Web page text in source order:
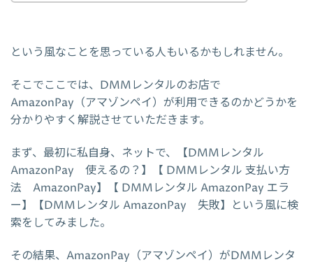
という風なことを思っている人もいるかもしれません。
そこでここでは、DMMレンタルのお店で
AmazonPay（アマゾンペイ）が利用できるのかどうかを
分かりやすく解説させていただきます。
まず、最初に私自身、ネットで、【DMMレンタル
AmazonPay 使えるの？】【 DMMレンタル 支払い方
法 AmazonPay】【 DMMレンタル AmazonPay エラ
ー】【DMMレンタル AmazonPay 失敗】という風に検
索をしてみました。
その結果、AmazonPay（アマゾンペイ）がDMMレンタ